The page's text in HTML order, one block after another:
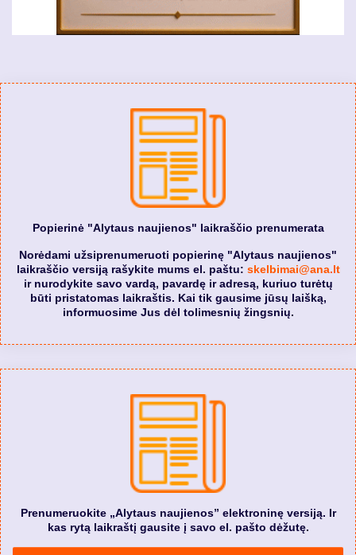
Popierinė "Alytaus naujienos" laikraščio prenumerata
Norėdami užsiprenumeruoti popierinę "Alytaus naujienos"
laikraščio versiją rašykite mums el. paštu: skelbimai@ana.lt
ir nurodykite savo vardą, pavardę ir adresą, kuriuo turėtų
būti pristatomas laikraštis. Kai tik gausime jūsų laišką,
informuosime Jus dėl tolimesnių žingsnių.
Prenumeruokite „Alytaus naujienos” elektroninę versiją. Ir
kas rytą laikraštį gausite į savo el. pašto dėžutę.